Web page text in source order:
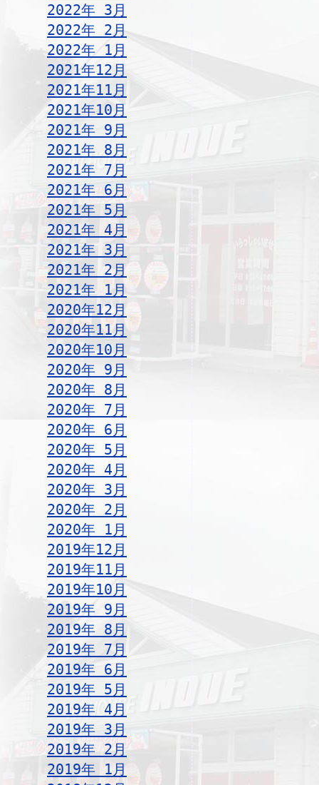
2022年 3月
2022年 2月
2022年 1月
2021年12月
2021年11月
2021年10月
2021年 9月
2021年 8月
2021年 7月
2021年 6月
2021年 5月
2021年 4月
2021年 3月
2021年 2月
2021年 1月
2020年12月
2020年11月
2020年10月
2020年 9月
2020年 8月
2020年 7月
2020年 6月
2020年 5月
2020年 4月
2020年 3月
2020年 2月
2020年 1月
2019年12月
2019年11月
2019年10月
2019年 9月
2019年 8月
2019年 7月
2019年 6月
2019年 5月
2019年 4月
2019年 3月
2019年 2月
2019年 1月